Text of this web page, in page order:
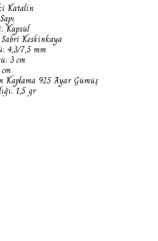
Katalin
Kapsül
Keskinkaya
4,3/7,5 mm
3 cm
Kaplama 925 Ayar Gümüş
1,5 gr